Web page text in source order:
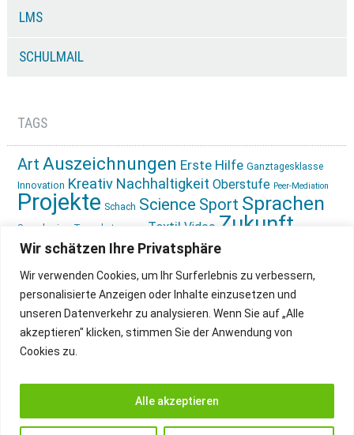
Wir schätzen Ihre Privatsphäre
Wir verwenden Cookies, um Ihr Surferlebnis zu verbessern,
personalisierte Anzeigen oder Inhalte einzusetzen und
unseren Datenverkehr zu analysieren. Wenn Sie auf „Alle
akzeptieren" klicken, stimmen Sie der Anwendung von
Cookies zu.
Alle akzeptieren
LMS
SCHULMAIL
TAGS
Art Auszeichnungen Erste Hilfe Ganztagesklasse
Innovation Kreativ Nachhaltigkeit Oberstufe Peer-Mediation
Projekte Schach Science Sport Sprachen
Sprachreise Tagesbetreuung Textil Video Zukunft
gestalten Ökologie
IMPRESSUM